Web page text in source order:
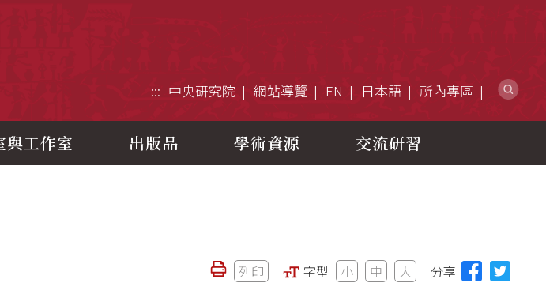
::: 中央研究院 網站導覽 EN 日本語 所內專區
與工作室 出版品 學術資源 交流研習
列印 字型 小 中 大 分享